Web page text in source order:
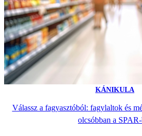
KÁNIKULA
Válassz a fagyasztóból: fagylaltok és
olcsóbban a